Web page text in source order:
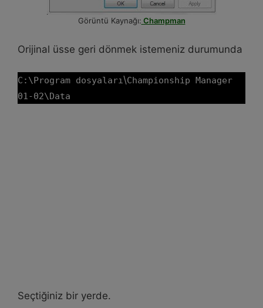
Görüntü Kaynağı: Champman
Orijinal üsse geri dönmek istemeniz durumunda
C:\Program dosyaları\Championship Manager
01-02\Data
Seçtiğiniz bir yerde.